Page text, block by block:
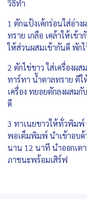
วิธีทำ
1 ตักแป้งเค้กร่อนใส่อ่า
ทราย เกลือ เคล้าให้เข้
ให้ส่วนผสมเข้ากันดี พักไ
2 ตักไข่ขาว ใส่เครื่องผ
ทาร์ทา น้ำตาลทราย ตี
เครื่อง ทยอยตักลงผสม
ดี
3 ทาเนยขาวให้ทั่วพิม
พอเต็มพิมพ์ นำเข้าอบด้
นาน 12 นาที นำออกเต
ภาชนะพร้อมเสิร์ฟ